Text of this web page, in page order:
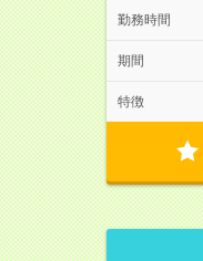
勤務時間
期間
特徴